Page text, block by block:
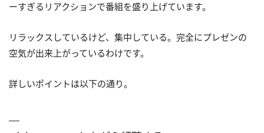
ーすぎるリアクションで番組を盛り上げています。
リラックスしているけど、集中している。完全にプレゼンの
空気が出来上がっているわけです。
詳しいポイントは以下の通り。